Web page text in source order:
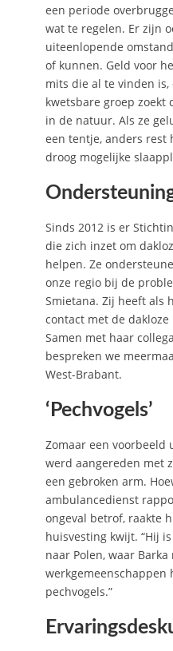
een periode
wat te regelen. Er zijn
uiteenlopende
of kunnen. Geld voor
mits die al te vinden is,
kwetsbare groep zoekt
in de natuur. Als ze
een tentje, anders rest
droog mogelijke
Sinds 2012 is er
die zich inzet om
helpen. Ze
onze regio bij de
Smietana. Zij heeft als
contact met de
Samen met haar
bespreken we
West-Brabant.
‘Pechvogels’
Zomaar een voorbeeld
werd aangereden met
een gebroken arm.
ambulancedienst
ongeval betrof, raakte
huisvesting kwijt. “Hij
naar Polen, waar
werkgemeenschappen
pechvogels.”